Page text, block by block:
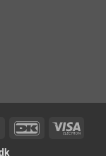
Credit
DanKort Visa